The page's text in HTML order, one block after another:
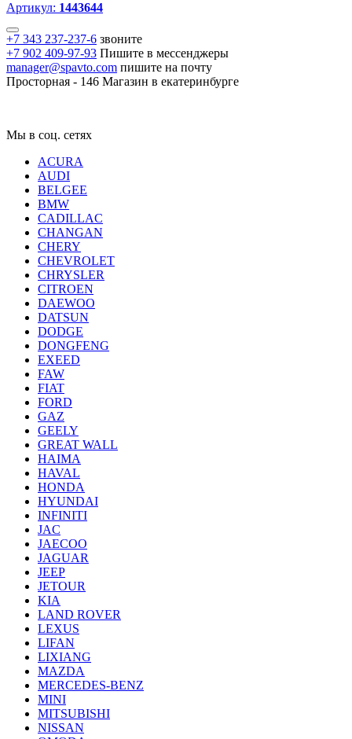
Артикул: 1443644
+7 343 237-237-6 звоните
+7 902 409-97-93 Пишите в мессенджеры
manager@spavto.com пишите на почту
Просторная - 146 Магазин в екатеринбурге
Мы в соц. сетях
ACURA
AUDI
BELGEE
BMW
CADILLAC
CHANGAN
CHERY
CHEVROLET
CHRYSLER
CITROEN
DAEWOO
DATSUN
DODGE
DONGFENG
EXEED
FAW
FIAT
FORD
GAZ
GEELY
GREAT WALL
HAIMA
HAVAL
HONDA
HYUNDAI
INFINITI
JAC
JAECOO
JAGUAR
JEEP
JETOUR
KIA
LAND ROVER
LEXUS
LIFAN
LIXIANG
MAZDA
MERCEDES-BENZ
MINI
MITSUBISHI
NISSAN